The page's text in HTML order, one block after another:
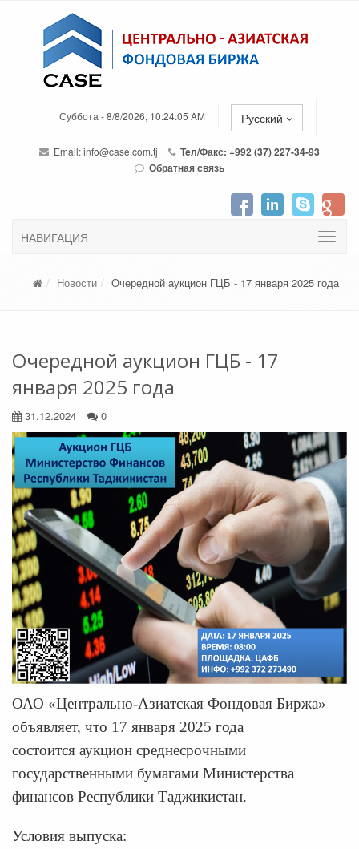
Суббота - 8/8/2026, 10:24:05 AM Русский
Email:info@case.com.tj
Тел/Факс: +992 (37) 227-34-93
Обратная связь
НАВИГАЦИЯ
Новости Очередной аукцион ГЦБ - 17 января 2025 года
Очередной аукцион ГЦБ - 17
января 2025 года
31.12.2024 0
ОАО «Центрально-Азиатская Фондовая Биржа»
объявляет, что 17 января 2025 года
состоится аукцион среднесрочными
государственными бумагами Министерства
финансов Республики Таджикистан.
Условия выпуска: